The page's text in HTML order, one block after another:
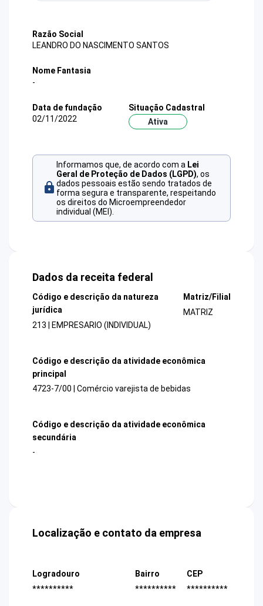
Razão Social
LEANDRO DO NASCIMENTO SANTOS
Nome Fantasia
-
Data de fundação
02/11/2022
Situação Cadastral
Ativa
Informamos que, de acordo com a Lei
Geral de Proteção de Dados (LGPD), os
dados pessoais estão sendo tratados de
forma segura e transparente, respeitando
os direitos do Microempreendedor
individual (MEI).
Dados da receita federal
Código e descrição da natureza
jurídica
213 | EMPRESARIO (INDIVIDUAL)
Matriz/Filial
MATRIZ
Código e descrição da atividade econômica
principal
4723-7/00 | Comércio varejista de bebidas
Código e descrição da atividade econômica
secundária
-
Localização e contato da empresa
Logradouro
**********
Bairro
**********
CEP
**********